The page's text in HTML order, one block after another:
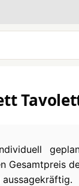
Gesamtpreis
aussagekräftig.